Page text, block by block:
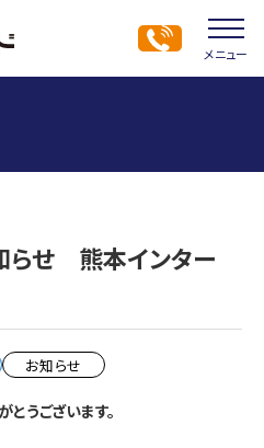
メニュー
知らせ 熊本インター
お知らせ
うございます。